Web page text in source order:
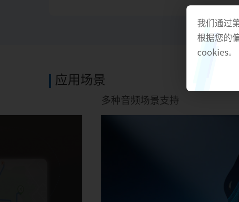
应用场景
运动过程中的实时监测
我们通过
根据您的
cookies。